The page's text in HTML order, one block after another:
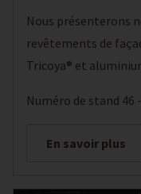
Nous présenterons
revêtements de
Tricoya® et
Numéro de stand 46
En savoir plus